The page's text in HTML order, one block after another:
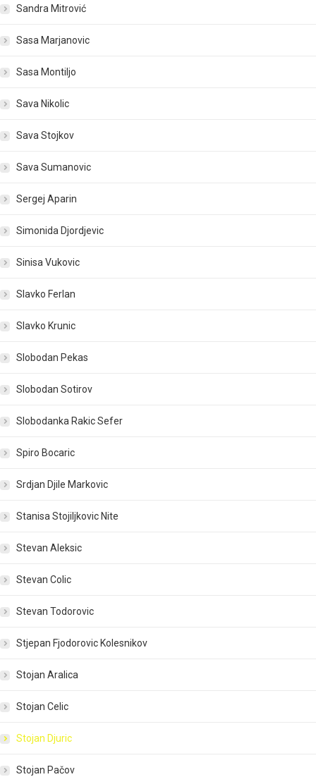
Sandra Mitrović
Sasa Marjanovic
Sasa Montiljo
Sava Nikolic
Sava Stojkov
Sava Sumanovic
Sergej Aparin
Simonida Djordjevic
Sinisa Vukovic
Slavko Ferlan
Slavko Krunic
Slobodan Pekas
Slobodan Sotirov
Slobodanka Rakic Sefer
Spiro Bocaric
Srdjan Djile Markovic
Stanisa Stojiljkovic Nite
Stevan Aleksic
Stevan Colic
Stevan Todorovic
Stjepan Fjodorovic Kolesnikov
Stojan Aralica
Stojan Celic
Stojan Djuric
Stojan Pačov